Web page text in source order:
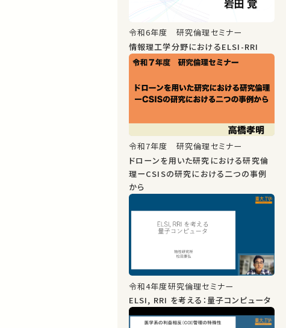
令和6年度 研究倫理セミナー
情報理工学分野におけるELSI-RRI
令和7年度 研究倫理セミナー
ドローンを用いた研究における研究倫
理ーCSISの研究における二つの事例
から
令和4年度研究倫理セミナー
ELSI, RRI を考える：量子コンピュータ